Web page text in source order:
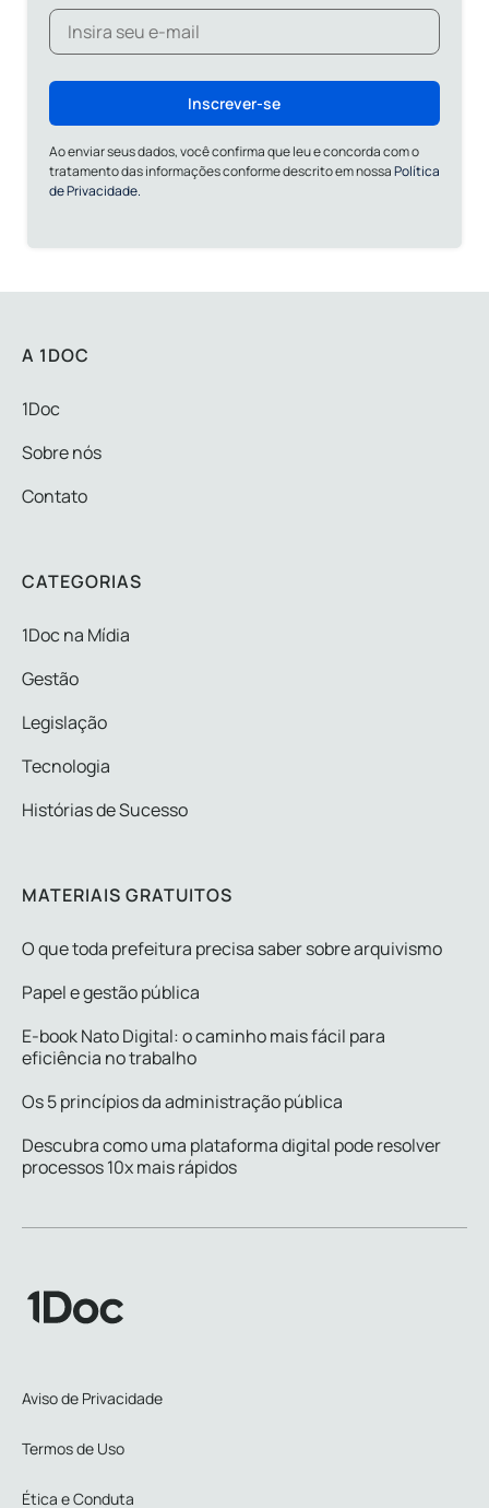
Inscrever-se
Ao enviar seus dados, você confirma que leu e concorda com o
tratamento das informações conforme descrito em nossaPolítica
de Privacidade.
A 1DOC
1Doc
Sobre nós
Contato
CATEGORIAS
1Doc na Mídia
Gestão
Legislação
Tecnologia
Histórias de Sucesso
MATERIAIS GRATUITOS
O que toda prefeitura precisa saber sobre arquivismo
Papel e gestão pública
E-book Nato Digital: o caminho mais fácil para
eficiência no trabalho
Os 5 princípios da administração pública
Descubra como uma plataforma digital pode resolver
processos 10x mais rápidos
Aviso de Privacidade
Termos de Uso
Ética e Conduta